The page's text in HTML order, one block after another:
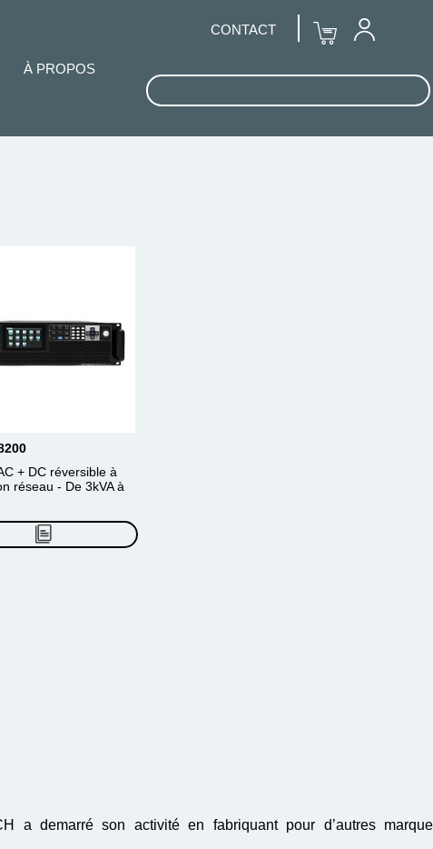
+ DC réversible à
réseau - De 3kVA à
a demarré son activité en fabriquant pour d’autres
CONTACT
À PROPOS